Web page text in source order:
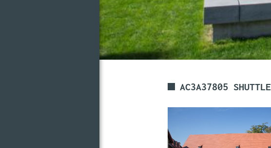
AC3A37805 SHUTTLE